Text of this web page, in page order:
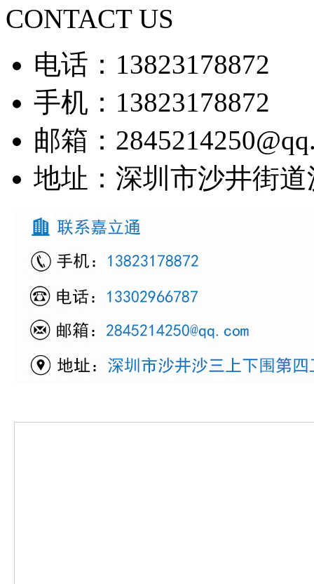
CONTACT US
电话：13823178872
手机：13823178872
邮箱：
地址：深圳市沙井街